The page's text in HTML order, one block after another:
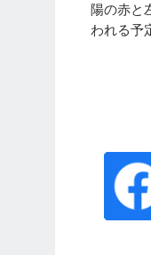
陽の赤と
われる予